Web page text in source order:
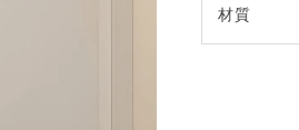
材質